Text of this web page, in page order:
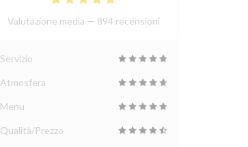
Valutazione media — 894 recensioni
Servizio
Atmosfera
Menu
Qualità/Prezzo